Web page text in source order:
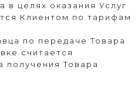
в целях оказания Услуг
Клиентом по тарифам
по передаче Товара
считается
получения Товара